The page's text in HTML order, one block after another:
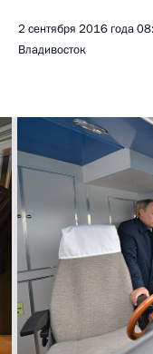
2 сентября 2016 года
Владивосток